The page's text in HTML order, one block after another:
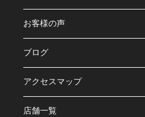
お客様の声
ブログ
アクセスマップ
店舗一覧